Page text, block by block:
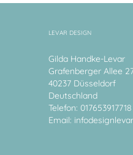
LEVAR DESIGN
Gilda Handke-Levar
Grafenberger Allee
40237 Düsseldorf
Deutschland
Telefon: 017653917718
Email: